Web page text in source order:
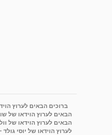
ברוכים הבאים לערוץ
הבאים לערוץ הוידאו של
הבאים לערוץ הוידאו של
לערוץ הוידאו של יוסי